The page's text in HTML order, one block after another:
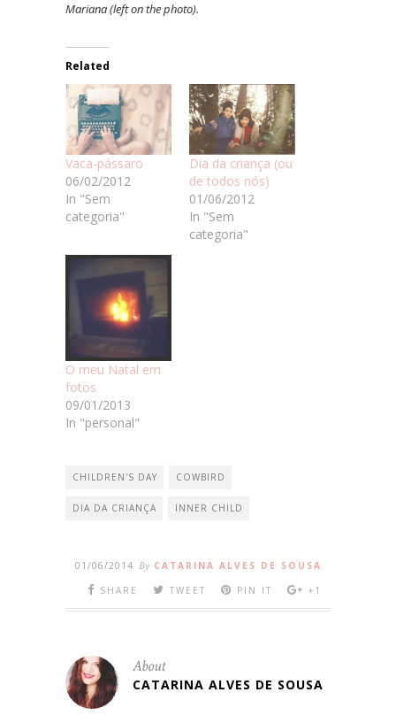
Mariana (left on the photo).
Related
Vaca-pássaro
06/02/2012
In "Sem
categoria"
Dia da criança (ou
de todos nós)
01/06/2012
In "Sem
categoria"
O meu Natal em
fotos
09/01/2013
In "personal"
CHILDREN'S DAY COWBIRD
DIA DA CRIANÇA INNER CHILD
01/06/2014 By CATARINA ALVES DE SOUSA
SHARE
TWEET PIN IT +1
About
CATARINA ALVES DE SOUSA